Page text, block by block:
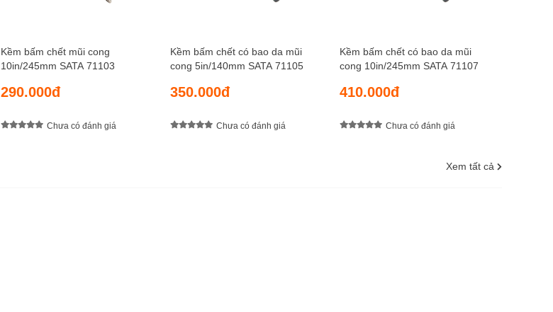
Kềm bấm chết mũi cong
10in/245mm SATA 71103
290.000đ
Chưa có đánh giá
Kềm bấm chết có bao da mũi
cong 5in/140mm SATA 71105
350.000đ
Chưa có đánh giá
Kềm bấm chết có bao da mũi
cong 10in/245mm SATA 71107
410.000đ
Chưa có đánh giá
Xem tất cả